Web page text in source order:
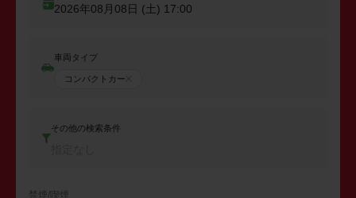
2026年08月08日 (土) 17:00
車両タイプ
コンパクトカー
その他の検索条件
禁煙/喫煙